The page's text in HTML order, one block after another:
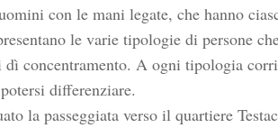
con le mani legate, che hanno
le varie tipologie di persone
dì concentramento. A ogni tipologia
differenziare.
la passeggiata verso il quartiere